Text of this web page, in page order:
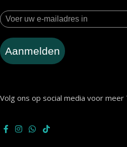
Aanmelden
Volg ons op social media voor meer